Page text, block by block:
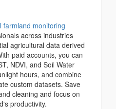
farmland monitoring
across industries
agricultural data derived
paid accounts, you can
NDVI, and Soil Water
hours, and combine
custom datasets. Save
cleaning and focus on
productivity.